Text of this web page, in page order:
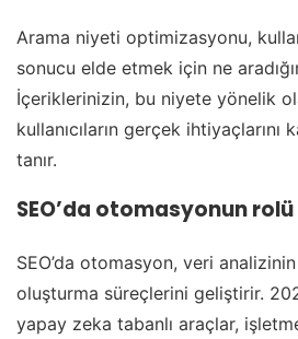
Arama niyeti optimizasyonu,
sonucu elde etmek için ne
İçeriklerinizin, bu niyete yönelik
kullanıcıların gerçek ihtiyaçlarını
tanır.
SEO’da otomasyonun
SEO’da otomasyon, veri analizinin
oluşturma süreçlerini geliştirir.
yapay zeka tabanlı araçlar,